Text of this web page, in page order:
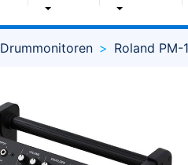
Drummonitoren Roland